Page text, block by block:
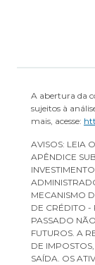
A abertura da
sujeitos à
mais, acesse:
AVISOS: LEIA
APÊNDICE
MECANISMO
DE CRÉDITO -
PASSADO
FUTUROS. A
DE
SAÍDA. OS